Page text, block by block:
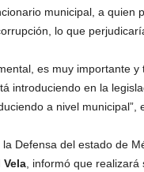
municipal, a quien
lo que
es muy importante
introduciendo en la
a nivel municipal”,
Defensa del estado de
, informó que realizará